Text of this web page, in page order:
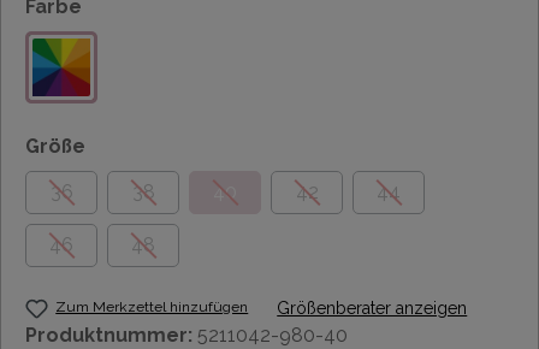
Farbe
Größe
36
38 40 42 44
46 48
Zum Merkzettel hinzufügen Größenberater anzeigen
Produktnummer: 5211042-980-40